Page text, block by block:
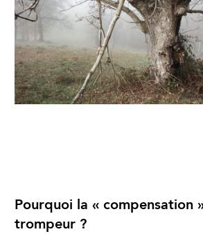
Pourquoi la « compensation
trompeur ?